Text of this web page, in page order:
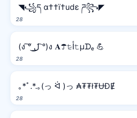
28
◥꧁ད α††ï†udε ཌ꧂◤
28
(ง ͠° ͟ل͜ ͡°)ง 𝐀☂𝚝̷ﺃ𝚝µᗪₑ 💪
28
｡*ﾟ.*.｡(っ ᐛ )っ ₳₮₮ł₮ɄĐɆ